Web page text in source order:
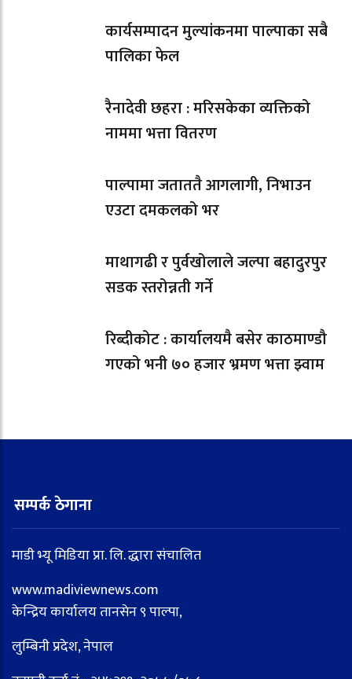
कार्यसम्पादन मुल्यांकनमा पाल्पाका सबै
पालिका फेल
रैनादेवी छहरा : मरिसकेका व्यक्तिको
नाममा भत्ता वितरण
पाल्पामा जताततै आगलागी, निभाउन
एउटा दमकलको भर
माथागढी र पुर्वखोलाले जल्पा बहादुरपुर
सडक स्तरोन्नती गर्ने
रिब्दीकोट : कार्यालयमै बसेर काठमाण्डौ
गएको भनी ७० हजार भ्रमण भत्ता झ्वाम
सम्पर्क ठेगाना
माडी भ्यू मिडिया प्रा. लि. द्धारा संचालित
www.madiviewnews.com
केन्द्रिय कार्यालय तानसेन ९ पाल्पा,
लुम्बिनी प्रदेश, नेपाल